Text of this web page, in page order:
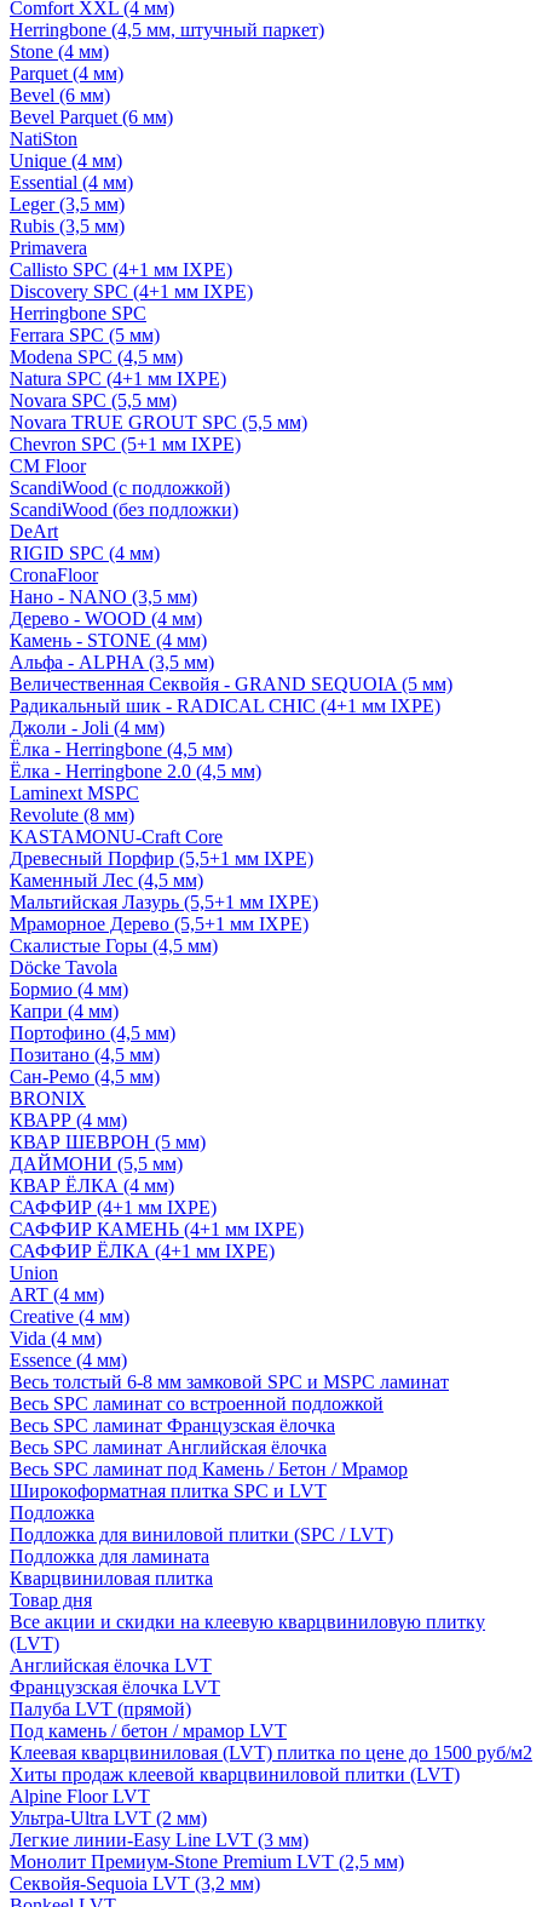
Comfort XXL (4 мм)
Herringbone (4,5 мм, штучный паркет)
Stone (4 мм)
Parquet (4 мм)
Bevel (6 мм)
Bevel Parquet (6 мм)
NatiSton
Unique (4 мм)
Essential (4 мм)
Leger (3,5 мм)
Rubis (3,5 мм)
Primavera
Callisto SPC (4+1 мм IXPE)
Discovery SPC (4+1 мм IXPE)
Herringbone SPC
Ferrara SPC (5 мм)
Modena SPC (4,5 мм)
Natura SPC (4+1 мм IXPE)
Novara SPC (5,5 мм)
Novara TRUE GROUT SPC (5,5 мм)
Chevron SPC (5+1 мм IXPE)
CM Floor
ScandiWood (с подложкой)
ScandiWood (без подложки)
DeArt
RIGID SPC (4 мм)
CronaFloor
Нано - NANO (3,5 мм)
Дерево - WOOD (4 мм)
Камень - STONE (4 мм)
Альфа - ALPHA (3,5 мм)
Величественная Секвойя - GRAND SEQUOIA (5 мм)
Радикальный шик - RADICAL CHIC (4+1 мм IXPE)
Джоли - Joli (4 мм)
Ёлка - Herringbone (4,5 мм)
Ёлка - Herringbone 2.0 (4,5 мм)
Laminext MSPC
Revolute (8 мм)
KASTAMONU-Craft Core
Древесный Порфир (5,5+1 мм IXPE)
Каменный Лес (4,5 мм)
Мальтийская Лазурь (5,5+1 мм IXPE)
Мраморное Дерево (5,5+1 мм IXPE)
Скалистые Горы (4,5 мм)
Döcke Tavola
Бормио (4 мм)
Капри (4 мм)
Портофино (4,5 мм)
Позитано (4,5 мм)
Сан-Ремо (4,5 мм)
BRONIX
КВАРР (4 мм)
КВАР ШЕВРОН (5 мм)
ДАЙМОНИ (5,5 мм)
КВАР ЁЛКА (4 мм)
САФФИР (4+1 мм IXPE)
САФФИР КАМЕНЬ (4+1 мм IXPE)
САФФИР ЁЛКА (4+1 мм IXPE)
Union
ART (4 мм)
Creative (4 мм)
Vida (4 мм)
Essence (4 мм)
Весь толстый 6-8 мм замковой SPC и MSPC ламинат
Весь SPC ламинат со встроенной подложкой
Весь SPC ламинат Французская ёлочка
Весь SPC ламинат Английская ёлочка
Весь SPC ламинат под Камень / Бетон / Мрамор
Широкоформатная плитка SPC и LVT
Подложка
Подложка для виниловой плитки (SPC / LVT)
Подложка для ламината
Кварцвиниловая плитка
Товар дня
Все акции и скидки на клеевую кварцвиниловую плитку
(LVT)
Английская ёлочка LVT
Французская ёлочка LVT
Палуба LVT (прямой)
Под камень / бетон / мрамор LVT
Клеевая кварцвиниловая (LVT) плитка по цене до 1500 руб/м2
Хиты продаж клеевой кварцвиниловой плитки (LVT)
Alpine Floor LVT
Ультра-Ultra LVT (2 мм)
Легкие линии-Easy Line LVT (3 мм)
Монолит Премиум-Stone Premium LVT (2,5 мм)
Секвойя-Sequoia LVT (3,2 мм)